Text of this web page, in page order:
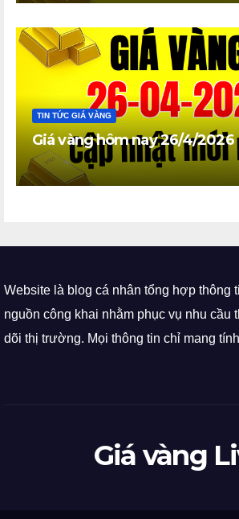
TIN TỨC GIÁ VÀNG
Giá vàng hôm nay 26/4/2026
Website là blog cá nhân tổng hợp thông
nguồn công khai nhằm phục vụ nhu cầu
dõi thị trường. Mọi thông tin chỉ mang
Giá vàng